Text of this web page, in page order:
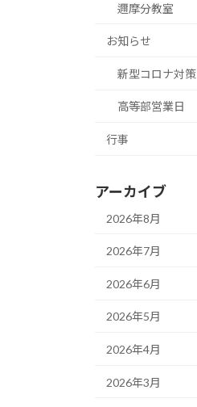
邇摩分教室
お知らせ
新型コロナ対策
高等部営業日
行事
アーカイブ
2026年8月
2026年7月
2026年6月
2026年5月
2026年4月
2026年3月